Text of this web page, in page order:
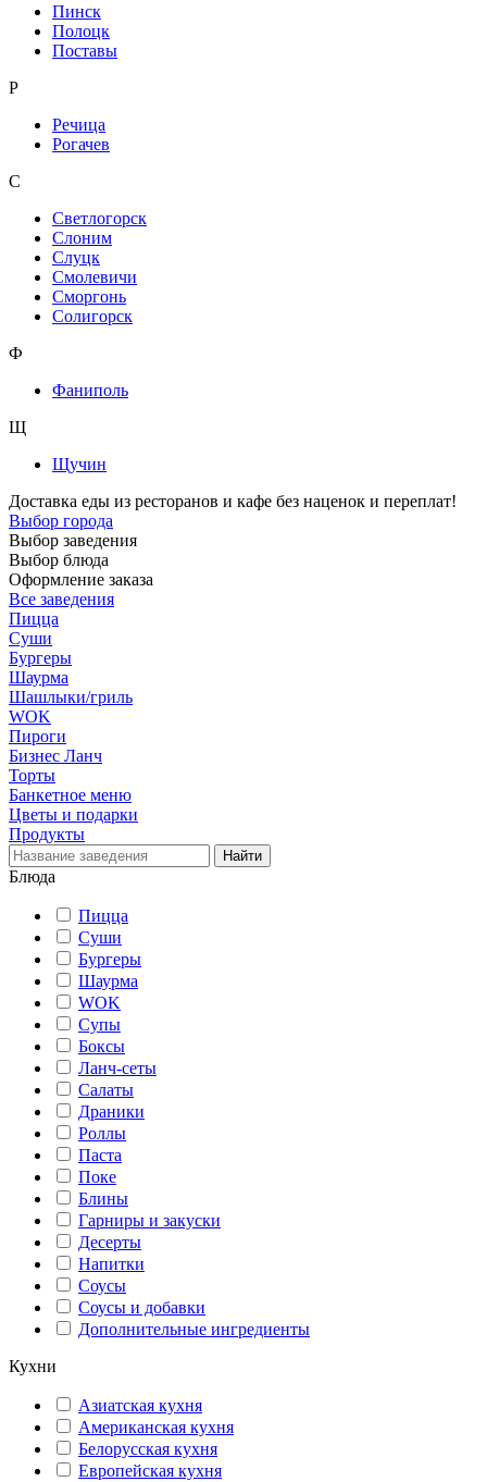
Пинск
Полоцк
Поставы
Р
Речица
Рогачев
С
Светлогорск
Слоним
Слуцк
Смолевичи
Сморгонь
Солигорск
Ф
Фаниполь
Щ
Щучин
Доставка еды из ресторанов и кафе без наценок и переплат!
Выбор города
Выбор заведения
Выбор блюда
Оформление заказа
Все заведения
Пицца
Суши
Бургеры
Шаурма
Шашлыки/гриль
WOK
Пироги
Бизнес Ланч
Торты
Банкетное меню
Цветы и подарки
Продукты
Блюда
Пицца
Суши
Бургеры
Шаурма
WOK
Супы
Боксы
Ланч-сеты
Салаты
Драники
Роллы
Паста
Поке
Блины
Гарниры и закуски
Десерты
Напитки
Соусы
Соусы и добавки
Дополнительные ингредиенты
Кухни
Азиатская кухня
Американская кухня
Белорусская кухня
Европейская кухня